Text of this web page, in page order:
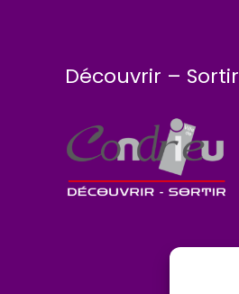
Découvrir – Sortir